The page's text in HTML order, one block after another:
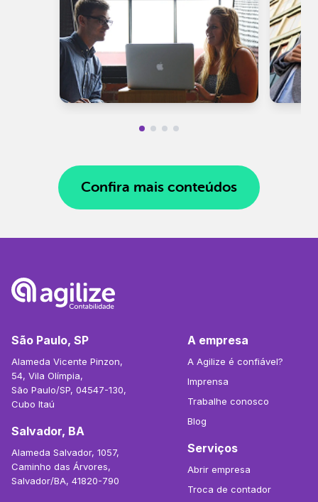
Confira mais conteúdos
São Paulo, SP
Alameda Vicente Pinzon,
54, Vila Olímpia,
São Paulo/SP, 04547-130,
Cubo Itaú
Salvador, BA
Alameda Salvador, 1057,
Caminho das Árvores,
Salvador/BA, 41820-790
A empresa
A Agilize é confiável?
Imprensa
Trabalhe conosco
Blog
Serviços
Abrir empresa
Troca de contador